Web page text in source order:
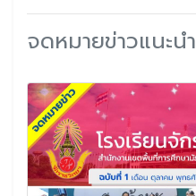
จดหมายข่าวแนะนำ